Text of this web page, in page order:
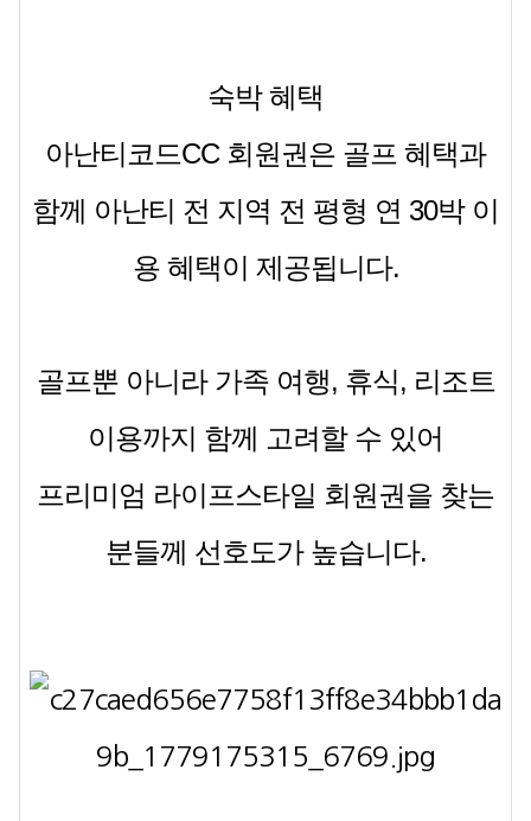
숙박 혜택
아난티코드CC 회원권은 골프 혜택과
함께 아난티 전 지역 전 평형 연 30박 이
용 혜택이 제공됩니다.
골프뿐 아니라 가족 여행, 휴식, 리조트
이용까지 함께 고려할 수 있어
프리미엄 라이프스타일 회원권을 찾는
분들께 선호도가 높습니다.